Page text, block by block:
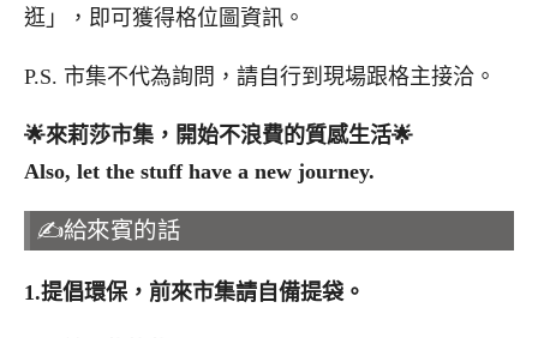
逛」，即可獲得格位圖資訊。
P.S. 市集不代為詢問，請自行到現場跟格主接洽。
🌟來莉莎市集，開始不浪費的質感生活🌟
Also, let the stuff have a new journey.
✍️給來賓的話
1.提倡環保，前來市集請自備提袋。